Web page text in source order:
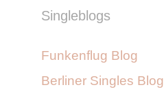
Singleblogs
Funkenflug Blog
Berliner Singles Blog